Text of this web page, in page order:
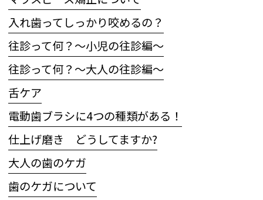
入れ歯ってしっかり咬めるの？
往診って何？〜小児の往診編〜
往診って何？～大人の往診編～
舌ケア
電動歯ブラシに4つの種類がある！
仕上げ磨き どうしてますか?
大人の歯のケガ
歯のケガについて